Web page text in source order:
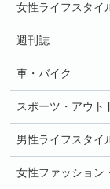
女性ライフスタイ
週刊誌
車・バイク
スポーツ・アウト
男性ライフスタイ
女性ファッション